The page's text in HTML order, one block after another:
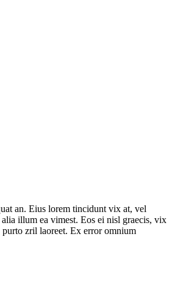
an. Eius lorem tincidunt vix at, vel
illum ea vimest. Eos ei nisl graecis, vix
zril laoreet. Ex error omnium